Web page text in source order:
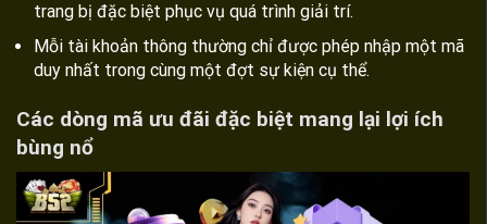
trang bị đặc biệt phục vụ quá trình giải trí.
Mỗi tài khoản thông thường chỉ được phép nhập một mã
duy nhất trong cùng một đợt sự kiện cụ thể.
Các dòng mã ưu đãi đặc biệt mang lại lợi ích
bùng nổ